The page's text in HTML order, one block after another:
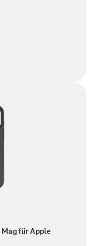
für Apple